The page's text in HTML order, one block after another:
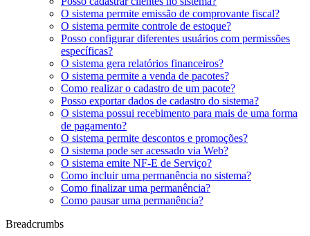
O sistema permite emissão de comprovante fiscal?
O sistema permite controle de estoque?
Posso configurar diferentes usuários com permissões
específicas?
O sistema gera relatórios financeiros?
O sistema permite a venda de pacotes?
Como realizar o cadastro de um pacote?
Posso exportar dados de cadastro do sistema?
O sistema possui recebimento para mais de uma forma
de pagamento?
O sistema permite descontos e promoções?
O sistema pode ser acessado via Web?
O sistema emite NF-E de Serviço?
Como incluir uma permanência no sistema?
Como finalizar uma permanência?
Como pausar uma permanência?
Breadcrumbs